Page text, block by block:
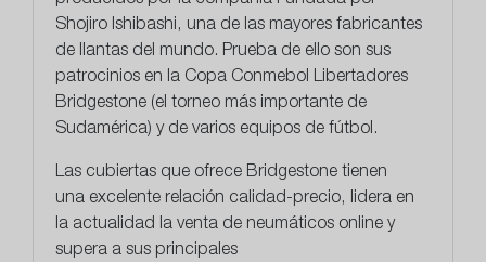
Shojiro Ishibashi, una de las mayores fabricantes
de llantas del mundo. Prueba de ello son sus
patrocinios en la Copa Conmebol Libertadores
Bridgestone (el torneo más importante de
Sudamérica) y de varios equipos de fútbol.
Las cubiertas que ofrece Bridgestone tienen
una excelente relación calidad-precio, lidera en
la actualidad la venta de neumáticos online y
supera a sus principales